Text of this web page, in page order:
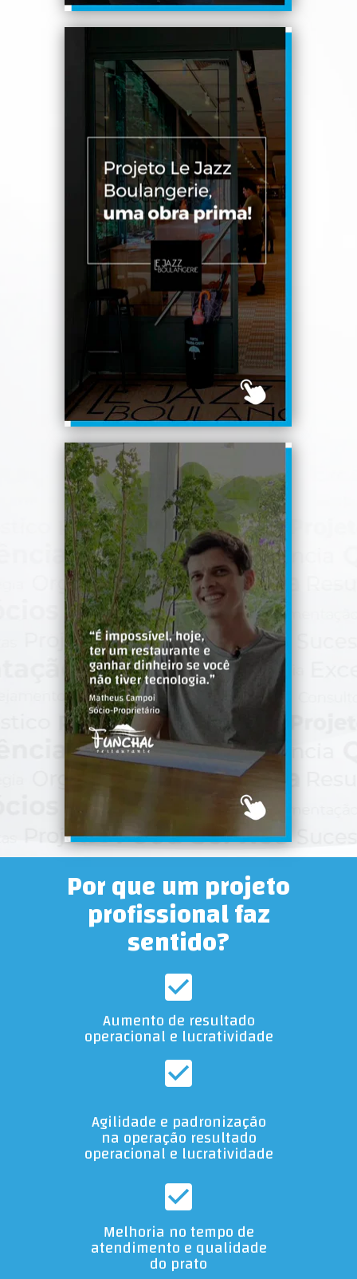
Por que um projeto
profissional faz
sentido?
Aumento de resultado
operacional e lucratividade
Agilidade e padronização
na operação resultado
operacional e lucratividade
Melhoria no tempo de
atendimento e qualidade
do prato